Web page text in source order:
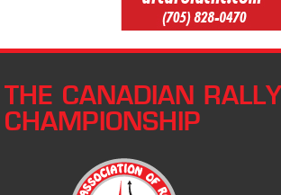
THE CANADIAN RALLY
CHAMPIONSHIP